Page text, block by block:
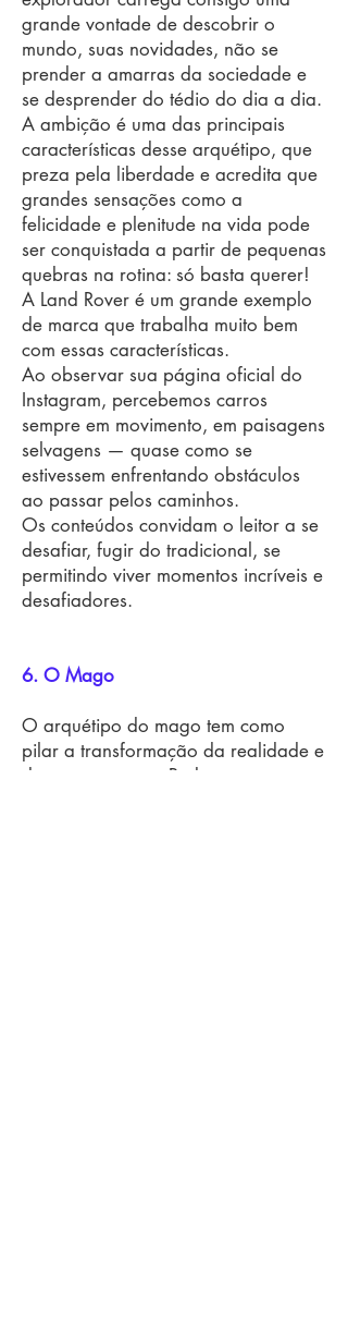
grande vontade de descobrir o
mundo, suas novidades, não se
prender a amarras da sociedade e
se desprender do tédio do dia a dia.
A ambição é uma das principais
características desse arquétipo, que
preza pela liberdade e acredita que
grandes sensações como a
felicidade e plenitude na vida pode
ser conquistada a partir de pequenas
quebras na rotina: só basta querer!
A Land Rover é um grande exemplo
de marca que trabalha muito bem
com essas características.
Ao observar sua página oficial do
Instagram, percebemos carros
sempre em movimento, em paisagens
selvagens — quase como se
estivessem enfrentando obstáculos
ao passar pelos caminhos.
Os conteúdos convidam o leitor a se
desafiar, fugir do tradicional, se
permitindo viver momentos incríveis e
desafiadores.
6. O Mago
O arquétipo do mago tem como
pilar a transformação da realidade e
do senso comum. Pode contar com